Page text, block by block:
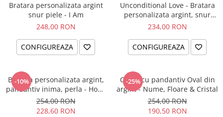
Bratara personalizata argint
snur piele - I Am
248,00 RON
CONFIGUREAZA
Unconditional Love - Bratara
personalizata argint, snur
impletit piele
234,00 RON
CONFIGUREAZA
-10%
Bratara personalizata argint,
pandantiv inima, perla - Hope
& Faith
254,00 RON
228,60 RON
-25%
Colier cu pandantiv Oval din
argint - Nume, Floare & Cristal
254,00 RON
190,50 RON